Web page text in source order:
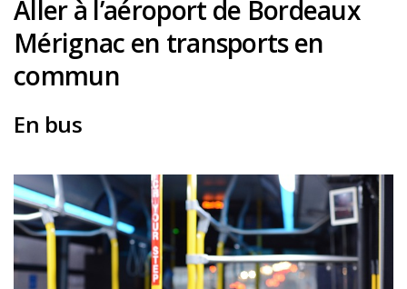
Mes guides voyage
L’auteur
Aller à l’aéroport de Bordeaux
Mérignac en transports en
commun
En bus